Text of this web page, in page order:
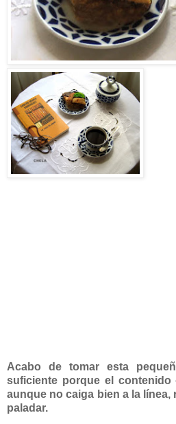
Acabo de tomar esta
suficiente porque el
aunque no caiga bien a la línea,
paladar.